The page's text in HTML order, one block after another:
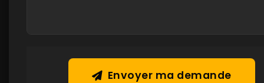
Envoyer ma demande